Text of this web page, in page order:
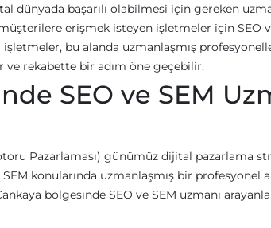
dünyada başarılı olabilmesi için gereken
erişmek isteyen işletmeler için SEO
bu alanda uzmanlaşmış
rekabette bir adım öne geçebilir.
SEO ve SEM
Pazarlaması) günümüz dijital pazarlama
konularında uzmanlaşmış bir profesyonel
bölgesinde SEO ve SEM uzmanı